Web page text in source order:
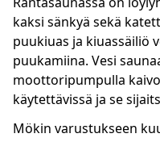
kaksi sänkyä sekä
puukiuas ja kiuassäiliö
puukamiina. Vesi
moottoripumpulla
käytettävissä ja se
Mökin varustukseen